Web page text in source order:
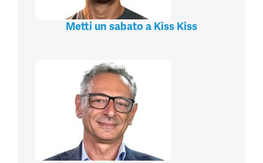
Metti un sabato a Kiss Kiss